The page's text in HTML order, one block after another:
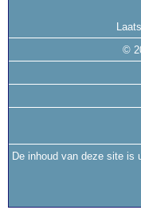
©
De inhoud van deze site is